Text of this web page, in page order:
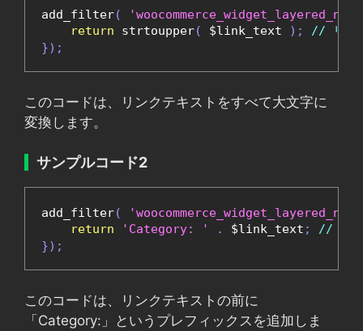
add_filter(
return strtoupper( $link_text );
// リン
});
このコードは、リンクテキストをすべて大文字に
変換します。
サンプルコード2
add_filter(
return
'Category: ' . $link_text ;
// リン
});
このコードは、リンクテキストの前に
「Category:」というプレフィックスを追加しま